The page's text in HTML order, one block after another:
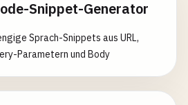
Snippet-Generator
Sprach-Snippets aus URL,
Parametern und Body